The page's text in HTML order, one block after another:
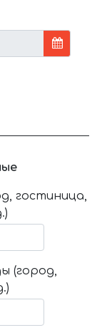
гостиница,
(город,